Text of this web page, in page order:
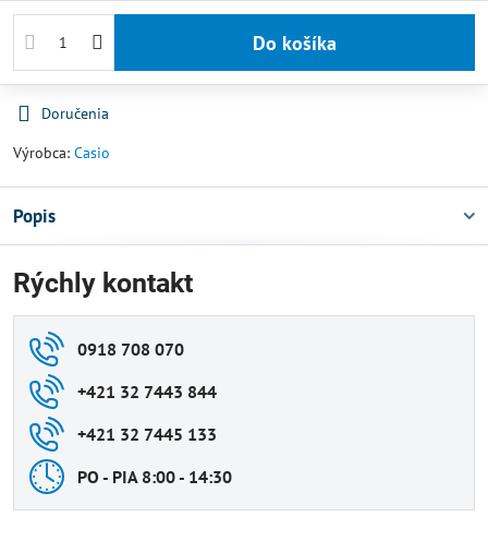
Do košíka
Doručenia
Výrobca: Casio
Popis
Rýchly kontakt
0918 708 070
+421 32 7443 844
+421 32 7445 133
PO - PIA 8:00 - 14:30